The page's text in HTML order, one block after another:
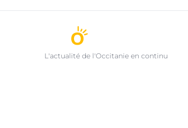
L'actualité de l'Occitanie en continu